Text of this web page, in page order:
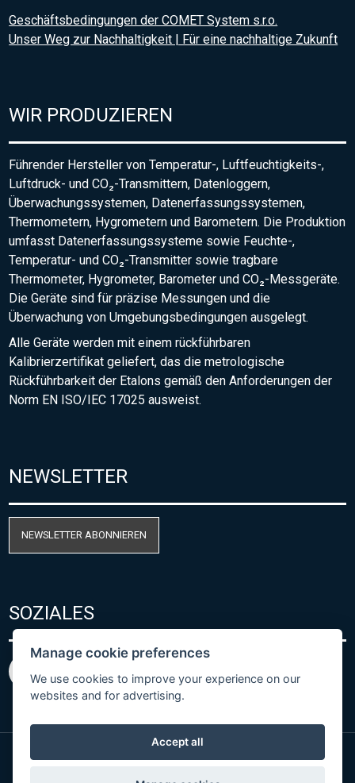
Geschäftsbedingungen der COMET System s.r.o.
Unser Weg zur Nachhaltigkeit | Für eine nachhaltige Zukunft
WIR PRODUZIEREN
Führender Hersteller von Temperatur-, Luftfeuchtigkeits-,
Luftdruck- und CO₂-Transmittern, Datenloggern,
Überwachungssystemen, Datenerfassungssystemen,
Thermometern, Hygrometern und Barometern. Die Produktion
umfasst Datenerfassungssysteme sowie Feuchte-,
Temperatur- und CO₂-Transmitter sowie tragbare
Thermometer, Hygrometer, Barometer und CO₂-Messgeräte.
Die Geräte sind für präzise Messungen und die
Überwachung von Umgebungsbedingungen ausgelegt.
Alle Geräte werden mit einem rückführbaren
Kalibrierzertifikat geliefert, das die metrologische
Rückführbarkeit der Etalons gemäß den Anforderungen der
Norm EN ISO/IEC 17025 ausweist.
NEWSLETTER
NEWSLETTER ABONNIEREN
SOZIALES
Manage cookie preferences
We use cookies to improve your experience on our
websites and for advertising.
Accept all